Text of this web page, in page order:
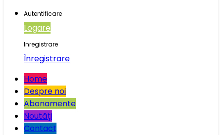
Autentificare
Logare
Inregistrare
Înregistrare
Home
Despre noi
Abonamente
Noutăţi
Contact